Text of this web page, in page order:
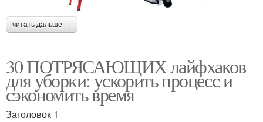
читать дальше →
30 ПОТРЯСАЮЩИХ лайфхаков
для уборки: ускорить процесс и
сэкономить время
Заголовок 1